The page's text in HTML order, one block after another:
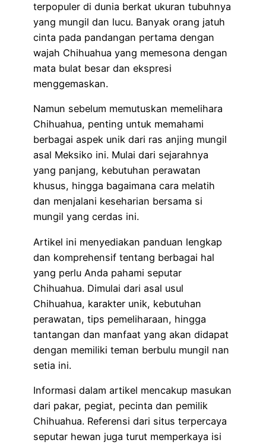
terpopuler di dunia berkat ukuran tubuhnya
yang mungil dan lucu. Banyak orang jatuh
cinta pada pandangan pertama dengan
wajah Chihuahua yang memesona dengan
mata bulat besar dan ekspresi
menggemaskan.
Namun sebelum memutuskan memelihara
Chihuahua, penting untuk memahami
berbagai aspek unik dari ras anjing mungil
asal Meksiko ini. Mulai dari sejarahnya
yang panjang, kebutuhan perawatan
khusus, hingga bagaimana cara melatih
dan menjalani keseharian bersama si
mungil yang cerdas ini.
Artikel ini menyediakan panduan lengkap
dan komprehensif tentang berbagai hal
yang perlu Anda pahami seputar
Chihuahua. Dimulai dari asal usul
Chihuahua, karakter unik, kebutuhan
perawatan, tips pemeliharaan, hingga
tantangan dan manfaat yang akan didapat
dengan memiliki teman berbulu mungil nan
setia ini.
Informasi dalam artikel mencakup masukan
dari pakar, pegiat, pecinta dan pemilik
Chihuahua. Referensi dari situs terpercaya
seputar hewan juga turut memperkaya isi